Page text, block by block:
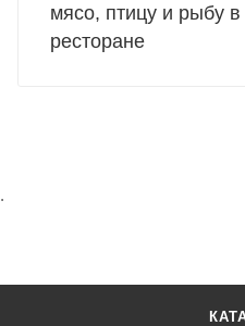
мясо, птицу и рыбу в
ресторане
.